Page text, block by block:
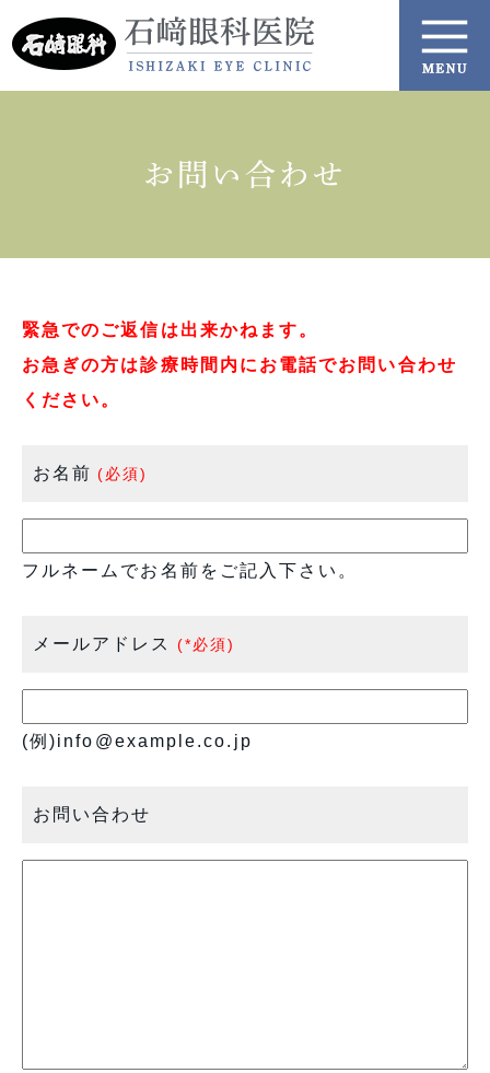
お問い合わせ
緊急でのご返信は出来かねます。
お急ぎの方は診療時間内にお電話でお問い合わせ
ください。
お名前 (必須)
フルネームでお名前をご記入下さい。
メールアドレス (*必須)
(例)info@example.co.jp
お問い合わせ